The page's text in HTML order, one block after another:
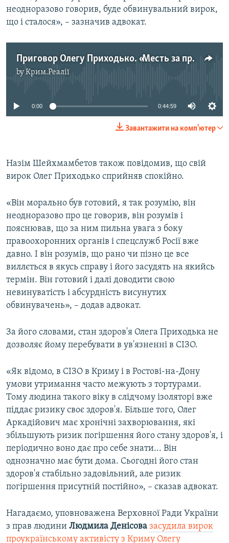
неодноразово говорив, буде обвинувальний вирок,
що і сталося», – зазначив адвокат.
Приговор Олегу Приходько. «Месть за проукраинскую позицию» | Крымский вечер
byКрим.Реалії
0:00 0:44:59
Завантажити на комп'ютер
Назім Шейхмамбетов також повідомив, що свій
вирок Олег Приходько сприйняв спокійно.
«Він морально був готовий, я так розумію, він
неодноразово про це говорив, він розумів і
пояснював, що за ним пильна увага з боку
правоохоронних органів і спецслужб Росії вже
давно. І він розумів, що рано чи пізно це все
виллється в якусь справу і його засудять на якийсь
термін. Він готовий і далі доводити свою
невинуватість і абсурдність висунутих
обвинувачень», – додав адвокат.
За його словами, стан здоров'я Олега Приходька не
дозволяє йому перебувати в ув'язненні в СІЗО.
«Як відомо, в СІЗО в Криму і в Ростові-на-Дону
умови утримання часто межують з тортурами.
Тому людина такого віку в слідчому ізоляторі вже
піддає ризику своє здоров'я. Більше того, Олег
Аркадійович має хронічні захворювання, які
збільшують ризик погіршення його стану здоров'я, і
періодично воно дає про себе знати... Він
однозначно має бути дома. Сьогодні його стан
здоров'я стабільно задовільний, але ризик
погіршення присутній постійно», – сказав адвокат.
Нагадаємо, уповноважена Верховної Ради України
з прав людини Людмила Денісова засудила вирок
проукраїнському активісту з Криму Олегу